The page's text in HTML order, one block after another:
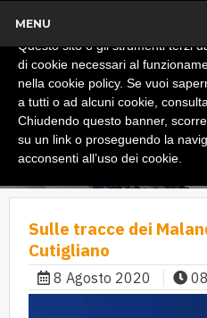
MENU
Sulle tracce dei
Cutigliano
8 Agosto 2020
Informativa
Questo sito o gli strumenti terzi
di cookie necessari al
nella cookie policy. Se vuoi
a tutti o ad alcuni cookie,
Chiudendo questo banner,
su un link o proseguendo la
acconsenti all’uso dei cookie.